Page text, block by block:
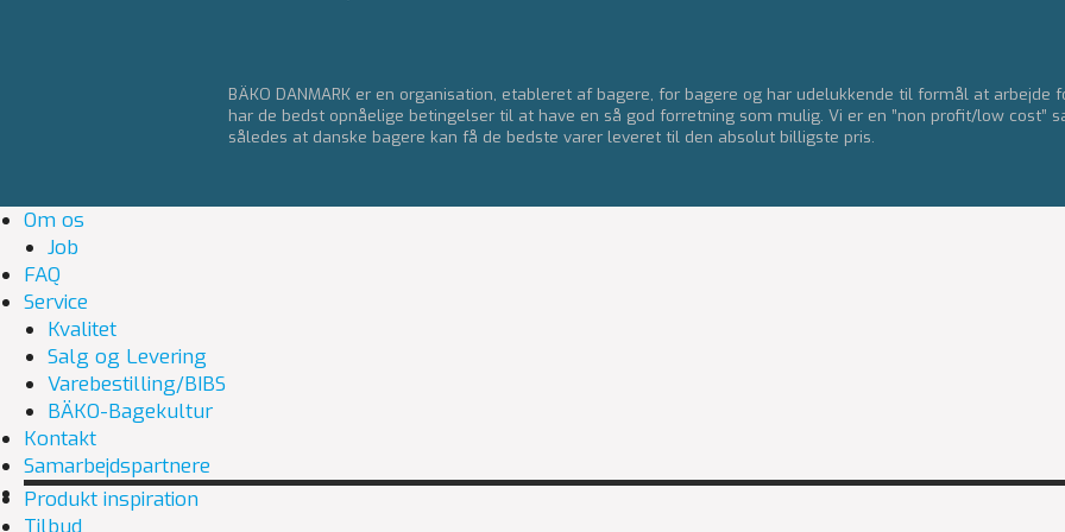
BÄKO DANMARK er en organisation, etableret af bagere, for bagere og har udelukkende til formål at arbejde
har de bedst opnåelige betingelser til at have en så god forretning som mulig. Vi er en ”non profit/low cost”
således at danske bagere kan få de bedste varer leveret til den absolut billigste pris.
Om os
Job
FAQ
Service
Kvalitet
Salg og Levering
Varebestilling/BIBS
BÄKO-Bagekultur
Kontakt
Samarbejdspartnere
Produkt inspiration
Tilbud